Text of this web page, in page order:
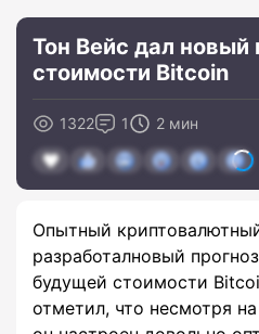
Тон Вейс дал новый
стоимости Bitcoin
1322 1 2 мин
Опытный
разработалновый
будущей стоимости
отметил, что несмотря